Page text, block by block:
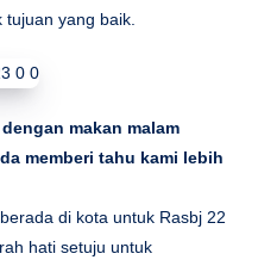
yang baik.
makan malam
memberi tahu kami lebih
di kota untuk Rasbj 22
hati setuju untuk